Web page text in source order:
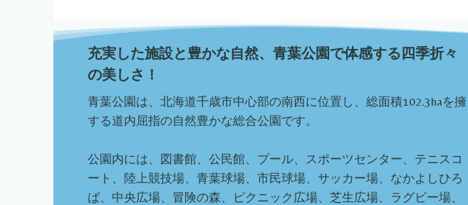
充実した施設と豊かな自然、青葉公園で体感する四季折々
の美しさ！
青葉公園は、北海道千歳市中心部の南西に位置し、総面積102.3haを擁
する道内屈指の自然豊かな総合公園です。
公園内には、図書館、公民館、プール、スポーツセンター、テニスコ
ート、陸上競技場、青葉球場、市民球場、サッカー場、なかよしひろ
ば、中央広場、冒険の森、ピクニック広場、芝生広場、ラグビー場、